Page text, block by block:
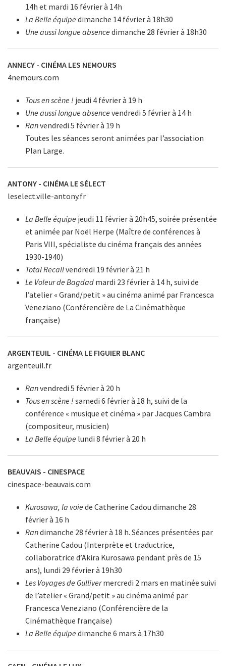
14h et mardi 16 février à 14h
La Belle équipe dimanche 14 février à 18h30
Une aussi longue absence dimanche 28 février à 18h30
ANNECY - CINÉMA LES NEMOURS
4nemours.com
Tous en scène ! jeudi 4 février à 19 h
Une aussi longue absence vendredi 5 février à 14 h
Ranvendredi 5 février à 19 h
Toutes les séances seront animées par l’association
Plan Large.
ANTONY - CINÉMA LE SÉLECT
leselect.ville-antony.fr
La Belle équipe jeudi 11 février à 20h45, soirée présentée
et animée par Noël Herpe (Maître de conférences à
Paris VIII, spécialiste du cinéma français des années
1930-1940)
Total Recallvendredi 19 février à 21 h
Le Voleur de Bagdadmardi 23 février à 14 h, suivi de
l’atelier « Grand/petit » au cinéma animé par Francesca
Veneziano (Conférencière de La Cinémathèque
française)
ARGENTEUIL - CINÉMA LE FIGUIER BLANC
argenteuil.fr
Ranvendredi 5 février à 20 h
Tous en scène ! samedi 6 février à 18 h, suivi de la
conférence « musique et cinéma » par Jacques Cambra
(compositeur, musicien)
La Belle équipe lundi 8 février à 20 h
BEAUVAIS - CINESPACE
cinespace-beauvais.com
Kurosawa, la voie de Catherine Cadou dimanche 28
février à 16 h
Randimanche 28 février à 18 h. Séances présentées par
Catherine Cadou (Interprète et traductrice,
collaboratrice d’Akira Kurosawa pendant près de 15
ans), lundi 29 février à 19h30
Les Voyages de Gullivermercredi 2 mars en matinée suivi
de l’atelier « Grand/petit » au cinéma animé par
Francesca Veneziano (Conférencière de la
Cinémathèque française)
La Belle équipe dimanche 6 mars à 17h30